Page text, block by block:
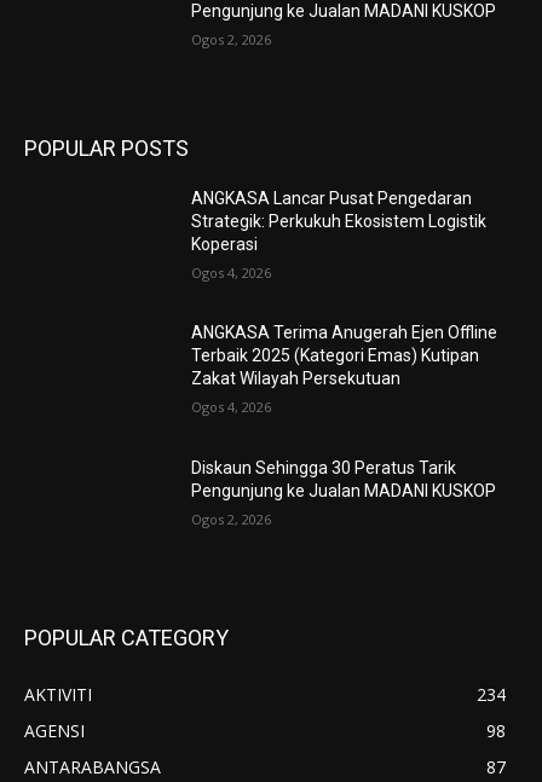
Pengunjung ke Jualan MADANI KUSKOP
Ogos 2, 2026
POPULAR POSTS
ANGKASA Lancar Pusat Pengedaran
Strategik: Perkukuh Ekosistem Logistik
Koperasi
Ogos 4, 2026
ANGKASA Terima Anugerah Ejen Offline
Terbaik 2025 (Kategori Emas) Kutipan
Zakat Wilayah Persekutuan
Ogos 4, 2026
Diskaun Sehingga 30 Peratus Tarik
Pengunjung ke Jualan MADANI KUSKOP
Ogos 2, 2026
POPULAR CATEGORY
AKTIVITI
234
AGENSI
98
ANTARABANGSA
87